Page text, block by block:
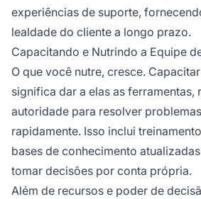
experiências de suporte,
lealdade do cliente a longo prazo.
Capacitando e Nutrindo a Equipe
O que você nutre, cresce.
significa dar a elas as ferramentas,
autoridade para resolver
rapidamente. Isso inclui
bases de conhecimento
tomar decisões por conta própria.
Além de recursos e poder de